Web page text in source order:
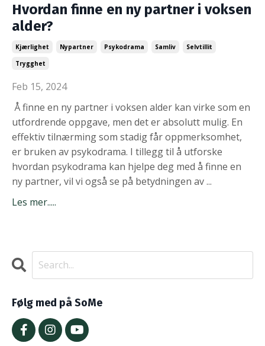
Hvordan finne en ny partner i voksen
alder?
Kjærlighet Nypartner Psykodrama Samliv
Selvtillit
Trygghet
Feb 15, 2024
Å finne en ny partner i voksen alder kan virke som en
utfordrende oppgave, men det er absolutt mulig. En
effektiv tilnærming som stadig får oppmerksomhet,
er bruken av psykodrama. I tillegg til å utforske
hvordan psykodrama kan hjelpe deg med å finne en
ny partner, vil vi også se på betydningen av ...
Les mer.....
Følg med på SoMe